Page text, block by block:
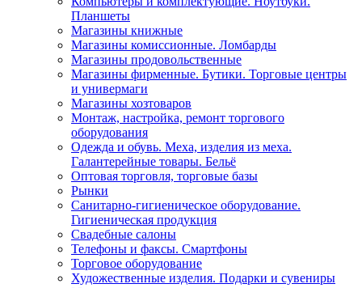
Планшеты
Магазины книжные
Магазины комиссионные. Ломбарды
Магазины продовольственные
Магазины фирменные. Бутики. Торговые центры
и универмаги
Магазины хозтоваров
Монтаж, настройка, ремонт торгового
оборудования
Одежда и обувь. Меха, изделия из меха.
Галантерейные товары. Бельё
Оптовая торговля, торговые базы
Рынки
Санитарно-гигиеническое оборудование.
Гигиеническая продукция
Свадебные салоны
Телефоны и факсы. Смартфоны
Торговое оборудование
Художественные изделия. Подарки и сувениры